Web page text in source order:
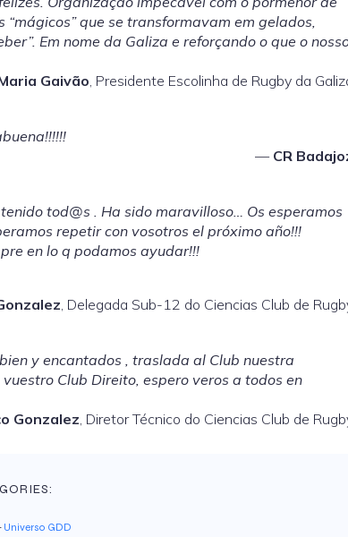
que se transformavam em gelados,
Em nome da Galiza e reforçando o que o
Gaivão, Presidente Escolinha de Rugby da
CR
tod@s . Ha sido maravilloso… Os esperamos
repetir con vosotros el próximo año!!!
en lo q podamos ayudar!!!
, Delegada Sub-12 do Ciencias Club de
y encantados , traslada al Club nuestra
Club Direito, espero veros a todos en
Gonzalez, Diretor Técnico do Ciencias Club de
Universo GDD